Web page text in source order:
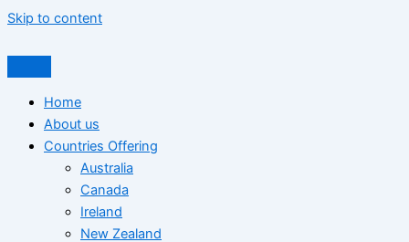
Skip to content
Home
About us
Countries Offering
Australia
Canada
Ireland
New Zealand